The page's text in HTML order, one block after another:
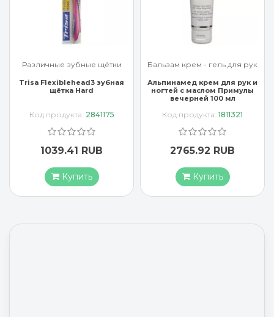
Различные зубные щётки
Trisa Flexiblehead3 зубная
щётка Hard
Код продукта: 2841175
1039.41 RUB
Купить
Бальзам крем - гель для рук
Альпинамед крем для рук и
ногтей с маслом Примулы
вечерней 100 мл
Код продукта: 1811321
2765.92 RUB
Купить